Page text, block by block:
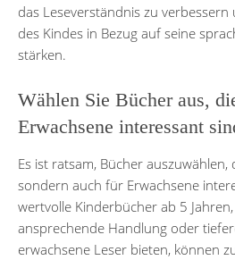
das Leseverständnis zu
des Kindes in Bezug auf seine
stärken.
Wählen Sie Bücher aus,
Erwachsene interessant
Es ist ratsam, Bücher
sondern auch für Erwachsene
wertvolle Kinderbücher ab 5
ansprechende Handlung oder
erwachsene Leser bieten, können